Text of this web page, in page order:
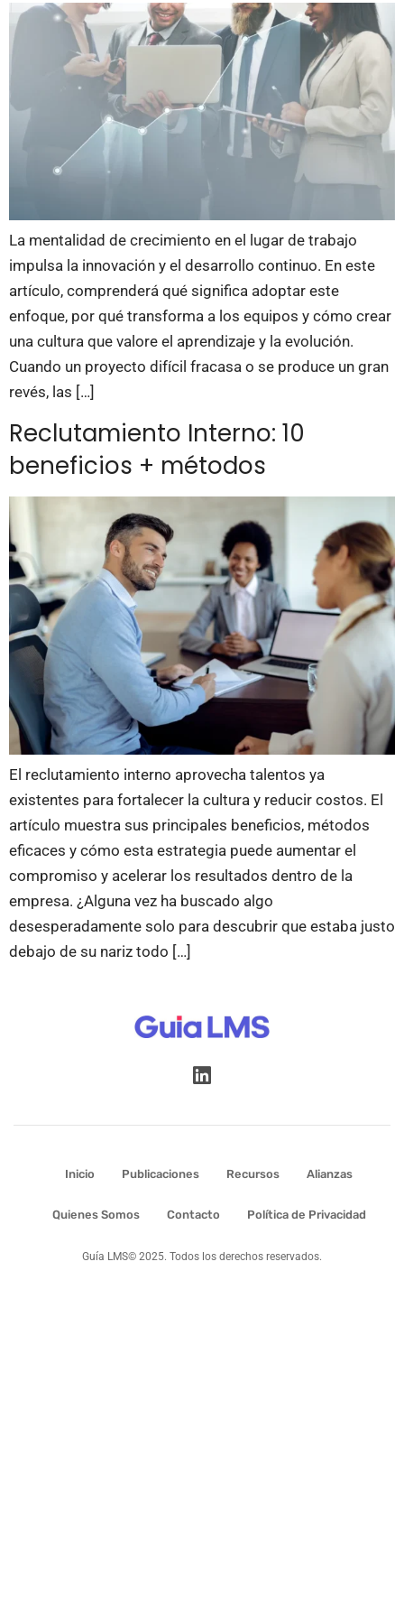
La mentalidad de crecimiento en el lugar de trabajo
impulsa la innovación y el desarrollo continuo. En este
artículo, comprenderá qué significa adoptar este
enfoque, por qué transforma a los equipos y cómo crear
una cultura que valore el aprendizaje y la evolución.
Cuando un proyecto difícil fracasa o se produce un gran
revés, las […]
Reclutamiento Interno: 10
beneficios + métodos
El reclutamiento interno aprovecha talentos ya
existentes para fortalecer la cultura y reducir costos. El
artículo muestra sus principales beneficios, métodos
eficaces y cómo esta estrategia puede aumentar el
compromiso y acelerar los resultados dentro de la
empresa. ¿Alguna vez ha buscado algo
desesperadamente solo para descubrir que estaba justo
debajo de su nariz todo […]
Inicio Publicaciones Recursos Alianzas
Quienes Somos Contacto Política de Privacidad
Guía LMS© 2025. Todos los derechos reservados.